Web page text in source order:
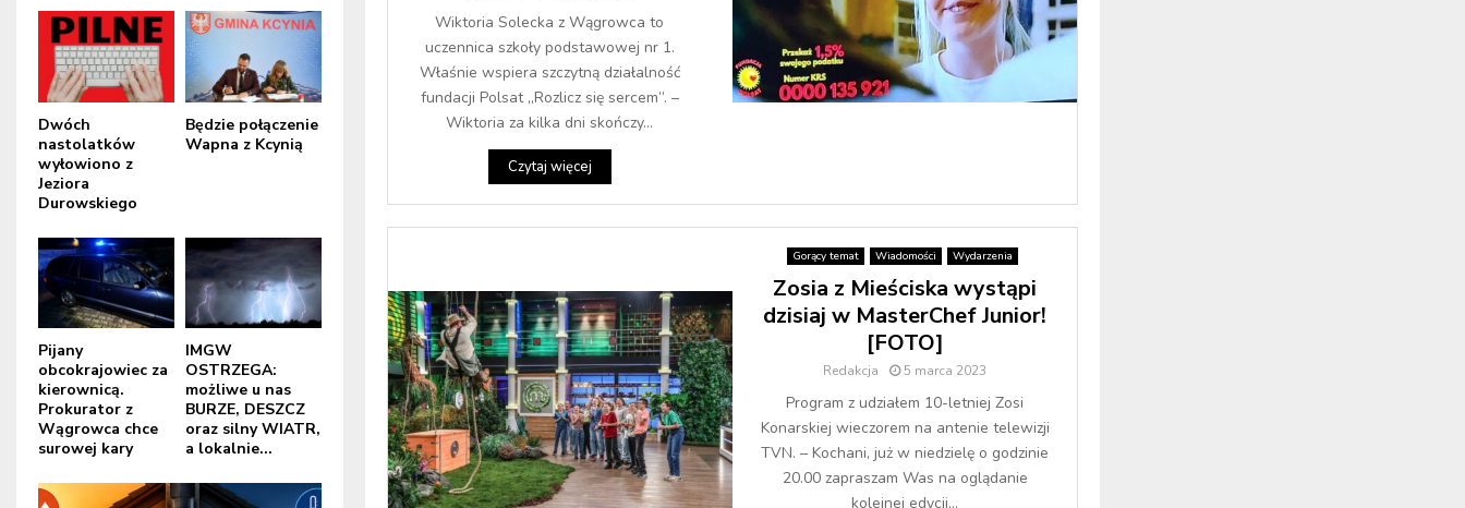
Wiktoria Solecka z Wągrowca to
uczennica szkoły podstawowej nr 1.
Właśnie wspiera szczytną działalność
fundacji Polsat „Rozlicz się sercem”. –
Wiktoria za kilka dni skończy...
Czytaj więcej
Gorący temat Wiadomości Wydarzenia
Zosia z Mieściska wystąpi
dzisiaj w MasterChef Junior!
[FOTO]
Redakcja 5 marca 2023
Program z udziałem 10-letniej Zosi
Konarskiej wieczorem na antenie telewizji
TVN. – Kochani, już w niedzielę o godzinie
20.00 zapraszam Was na oglądanie
kolejnej edycji...
Dwóch
nastolatków
wyłowiono z
Jeziora
Durowskiego
Będzie połączenie
Wapna z Kcynią
Pijany
obcokrajowiec za
kierownicą.
Prokurator z
Wągrowca chce
surowej kary
IMGW
OSTRZEGA:
możliwe u nas
BURZE, DESZCZ
oraz silny WIATR,
a lokalnie...